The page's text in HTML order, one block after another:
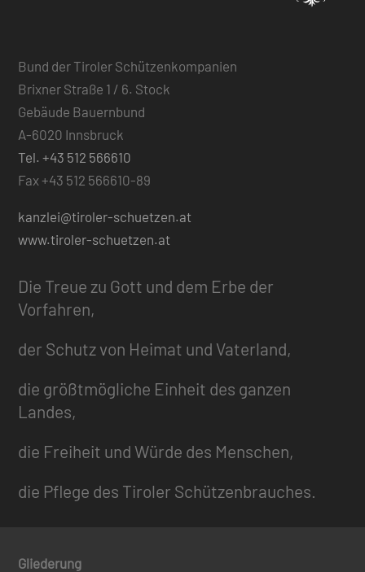
Bund der Tiroler Schützenkompanien
Brixner Straße 1 / 6. Stock
Gebäude Bauernbund
A-6020 Innsbruck
Tel. +43 512 566610
Fax +43 512 566610-89
kanzlei@tiroler-schuetzen.at
www.tiroler-schuetzen.at
Die Treue zu Gott und dem Erbe der
Vorfahren,
der Schutz von Heimat und Vaterland,
die größtmögliche Einheit des ganzen
Landes,
die Freiheit und Würde des Menschen,
die Pflege des Tiroler Schützenbrauches.
Gliederung